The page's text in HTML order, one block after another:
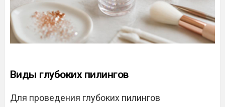
Виды глубоких пилингов
Для проведения глубоких пилингов